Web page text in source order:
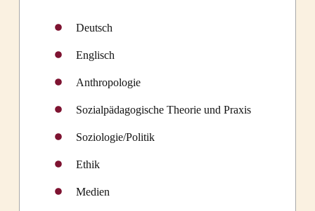
Deutsch
Englisch
Anthropologie
Sozialpädagogische Theorie und Praxis
Soziologie/Politik
Ethik
Medien